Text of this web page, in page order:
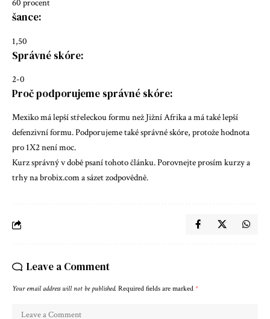
60 procent
šance:
1,50
Správné skóre:
2-0
Proč podporujeme správné skóre:
Mexiko má lepší střeleckou formu než Jižní Afrika a má také lepší
defenzivní formu. Podporujeme také správné skóre, protože hodnota
pro 1X2 není moc.
Kurz správný v době psaní tohoto článku. Porovnejte prosím kurzy a
trhy nabrobix.coma sázet zodpovědně.
Leave a Comment
Your email address will not be published. Required fields are marked *